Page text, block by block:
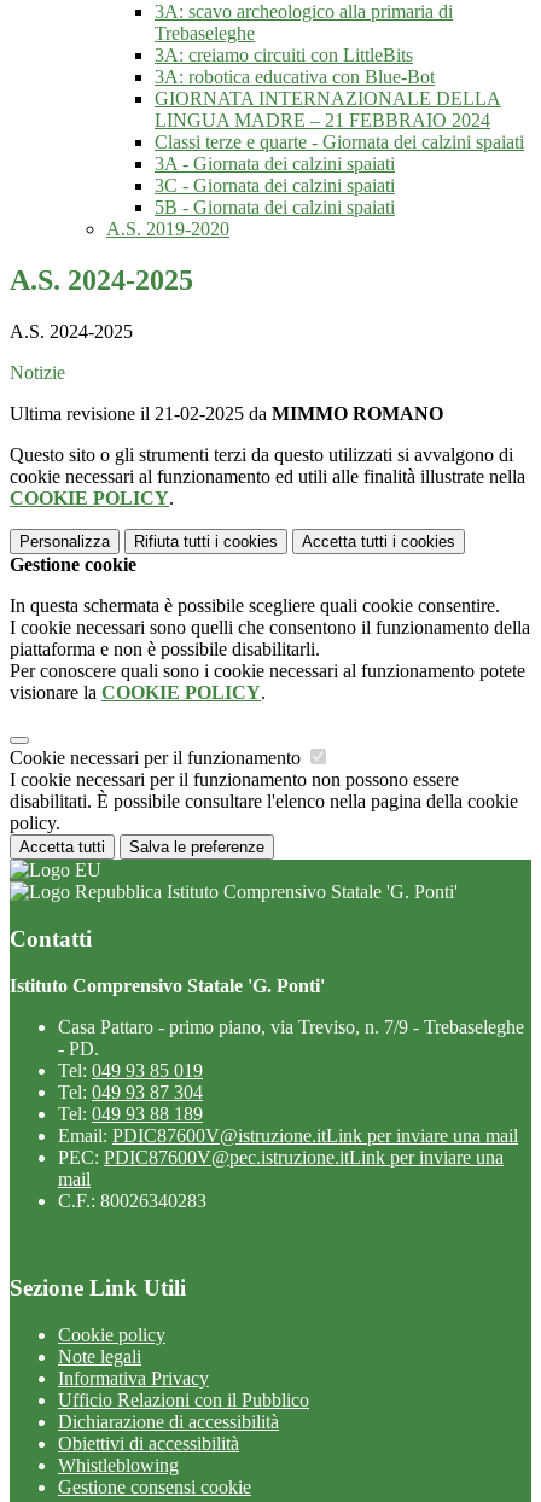
3A: scavo archeologico alla primaria di
Trebaseleghe
3A: creiamo circuiti con LittleBits
3A: robotica educativa con Blue-Bot
GIORNATA INTERNAZIONALE DELLA
LINGUA MADRE – 21 FEBBRAIO 2024
Classi terze e quarte - Giornata dei calzini spaiati
3A - Giornata dei calzini spaiati
3C - Giornata dei calzini spaiati
5B - Giornata dei calzini spaiati
A.S. 2019-2020
A.S. 2024-2025
A.S. 2024-2025
Notizie
Ultima revisione il 21-02-2025 da MIMMO ROMANO
Questo sito o gli strumenti terzi da questo utilizzati si avvalgono di
cookie necessari al funzionamento ed utili alle finalità illustrate nella
COOKIE POLICY.
Personalizza Rifiuta tutti i cookies Accetta tutti i cookies
Gestione cookie
In questa schermata è possibile scegliere quali cookie consentire.
I cookie necessari sono quelli che consentono il funzionamento della
piattaforma e non è possibile disabilitarli.
Per conoscere quali sono i cookie necessari al funzionamento potete
visionare la COOKIE POLICY.
Cookie necessari per il funzionamento
I cookie necessari per il funzionamento non possono essere
disabilitati. È possibile consultare l'elenco nella pagina della cookie
policy.
Accetta tutti Salva le preferenze
Istituto Comprensivo Statale 'G. Ponti'
Contatti
Istituto Comprensivo Statale 'G. Ponti'
Casa Pattaro - primo piano, via Treviso, n. 7/9 - Trebaseleghe
- PD.
Tel: 049 93 85 019
Tel: 049 93 87 304
Tel: 049 93 88 189
Email: PDIC87600V@istruzione.itLink per inviare una mail
PEC: PDIC87600V@pec.istruzione.itLink per inviare una
mail
C.F.: 80026340283
Sezione Link Utili
Cookie policy
Note legali
Informativa Privacy
Ufficio Relazioni con il Pubblico
Dichiarazione di accessibilità
Obiettivi di accessibilità
Whistleblowing
Gestione consensi cookie